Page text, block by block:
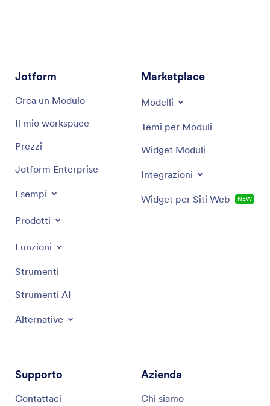
Jotform
Crea un Modulo
Il mio workspace
Prezzi
Jotform Enterprise
Esempi
Prodotti
Funzioni
Strumenti
Strumenti AI
Alternative
Marketplace
Modelli
Temi per Moduli
Widget Moduli
Integrazioni
Widget per Siti Web NEW
Supporto
Contattaci
Azienda
Chi siamo